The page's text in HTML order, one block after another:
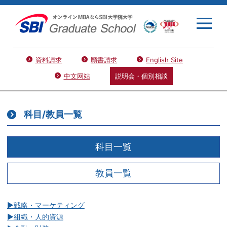
資料請求 願書請求
English Site
中文网站
説明会・個別相談
科目/教員一覧
科目一覧
教員一覧
▶戦略・マーケティング
▶組織・人的資源